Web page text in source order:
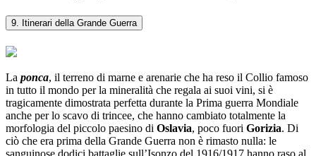
9. Itinerari della Grande Guerra
La ponca, il terreno di marne e arenarie che ha reso il Collio famoso
in tutto il mondo per la mineralità che regala ai suoi vini, si è
tragicamente dimostrata perfetta durante la Prima guerra Mondiale
anche per lo scavo di trincee, che hanno cambiato totalmente la
morfologia del piccolo paesino di Oslavia, poco fuori Gorizia. Di
ciò che era prima della Grande Guerra non è rimasto nulla: le
sanguinose dodici battaglie sull’Isonzo del 1916/1917 hanno raso al